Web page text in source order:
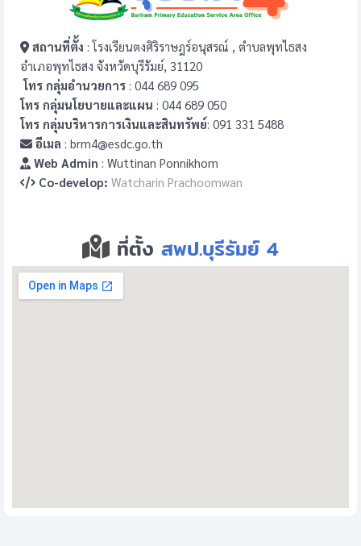
สถานที่ตั้ง : โรงเรียนตงศิริราษฎร์อนุสรณ์ , ตำบลพุทไธสง
อำเภอพุทไธสง จังหวัดบุรีรัมย์, 31120
โทร กลุ่มอำนวยการ : 044 689 095
โทร กลุ่มนโยบายและแผน : 044 689 050
โทร กลุ่มบริหารการเงินและสินทรัพย์: 091 331 5488
อีเมล : brm4@esdc.go.th
Web Admin : Wuttinan Ponnikhom
Co-develop: Watcharin Prachoomwan
ที่ตั้ง สพป.บุรีรัมย์ 4